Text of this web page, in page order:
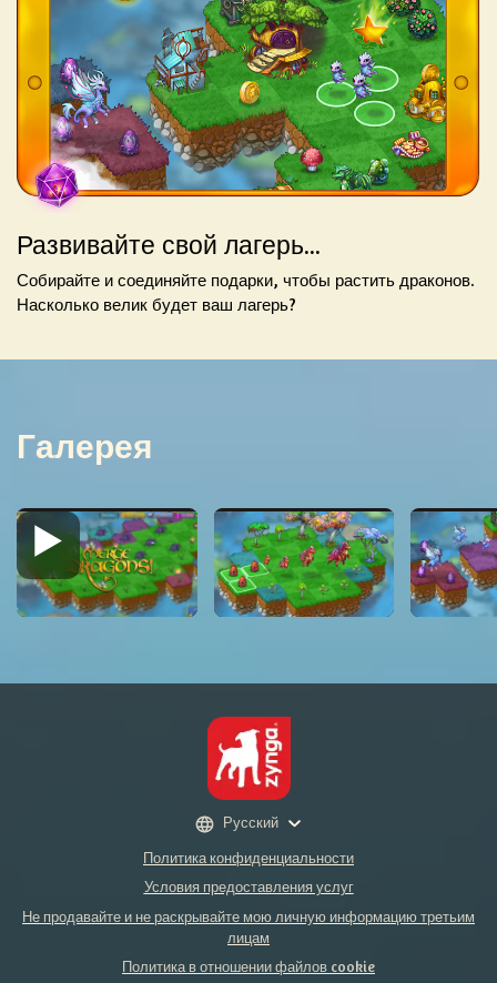
Развивайте свой лагерь...
Собирайте и соединяйте подарки, чтобы растить драконов.
Насколько велик будет ваш лагерь?
Галерея
Политика конфиденциальности
Условия предоставления услуг
Не продавайте и не раскрывайте мою личную информацию третьим
лицам
Политика в отношении файлов cookie
Русский